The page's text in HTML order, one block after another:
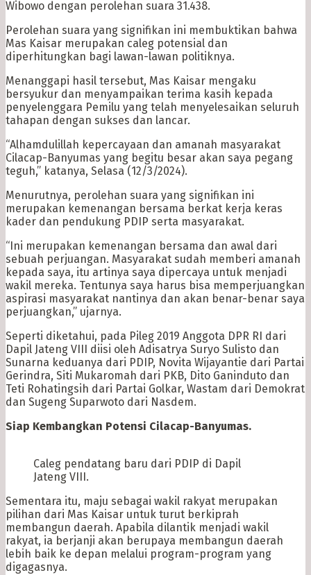
Wibowo dengan perolehan suara 31.438.
Perolehan suara yang signifikan ini membuktikan bahwa
Mas Kaisar merupakan caleg potensial dan
diperhitungkan bagi lawan-lawan politiknya.
Menanggapi hasil tersebut, Mas Kaisar mengaku
bersyukur dan menyampaikan terima kasih kepada
penyelenggara Pemilu yang telah menyelesaikan seluruh
tahapan dengan sukses dan lancar.
“Alhamdulillah kepercayaan dan amanah masyarakat
Cilacap-Banyumas yang begitu besar akan saya pegang
teguh,” katanya, Selasa (12/3/2024).
Menurutnya, perolehan suara yang signifikan ini
merupakan kemenangan bersama berkat kerja keras
kader dan pendukung PDIP serta masyarakat.
“Ini merupakan kemenangan bersama dan awal dari
sebuah perjuangan. Masyarakat sudah memberi amanah
kepada saya, itu artinya saya dipercaya untuk menjadi
wakil mereka. Tentunya saya harus bisa memperjuangkan
aspirasi masyarakat nantinya dan akan benar-benar saya
perjuangkan,” ujarnya.
Seperti diketahui, pada Pileg 2019 Anggota DPR RI dari
Dapil Jateng VIII diisi oleh Adisatrya Suryo Sulisto dan
Sunarna keduanya dari PDIP, Novita Wijayantie dari Partai
Gerindra, Siti Mukaromah dari PKB, Dito Ganinduto dan
Teti Rohatingsih dari Partai Golkar, Wastam dari Demokrat
dan Sugeng Suparwoto dari Nasdem.
Siap Kembangkan Potensi Cilacap-Banyumas.
Caleg pendatang baru dari PDIP di Dapil
Jateng VIII.
Sementara itu, maju sebagai wakil rakyat merupakan
pilihan dari Mas Kaisar untuk turut berkiprah
membangun daerah. Apabila dilantik menjadi wakil
rakyat, ia berjanji akan berupaya membangun daerah
lebih baik ke depan melalui program-program yang
digagasnya.